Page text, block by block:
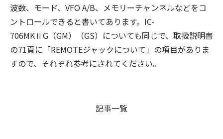
波数、モード、VFO A/B、メモリーチャンネルなどをコ
ントロールできると書いてあります。IC-
706MKⅡG（GM）（GS）についても同じで、取扱説明書
の71頁に「REMOTEジャックについて」の項目がありま
すので、それぞれ参考にされてください。
記事一覧